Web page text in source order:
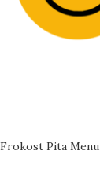
Frokost Pita Menu